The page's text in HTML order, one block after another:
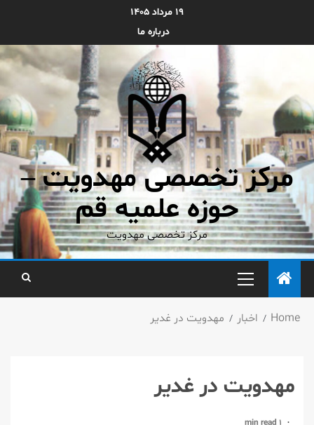
۱۹ مرداد ۱۴۰۵
درباره ما
مرکز تخصصی مهدویت –
حوزه علمیه قم
مرکز تخصصی مهدویت
Home اخبار مهدویت در غدیر
مهدویت در غدیر